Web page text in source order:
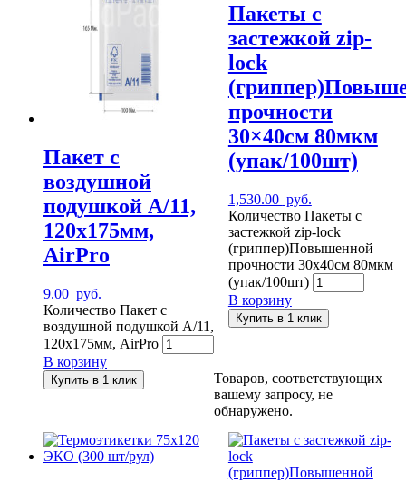
Пакет с
воздушной
подушкой A/11,
120х175мм,
AirPro
9.00 руб.
Количество Пакет с
воздушной подушкой A/11,
120х175мм, AirPro
В корзину
Купить в 1 клик
Пакеты с
застежкой zip-
lock
прочности
30×40см 80мкм
(упак/100шт)
1,530.00 руб.
Количество Пакеты с
застежкой zip-lock
(гриппер)Повышенной
прочности 30x40см 80мкм
(упак/100шт)
В корзину
Купить в 1 клик
Товаров, соответствующих
вашему запросу, не
обнаружено.